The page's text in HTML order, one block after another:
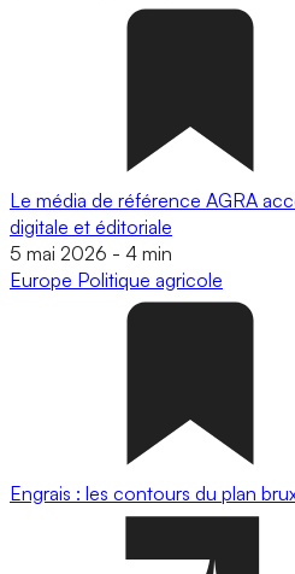
Le média de référence AGRA
digitale et éditoriale
5 mai 2026 - 4 min
Europe Politique agricole
Engrais : les contours du plan